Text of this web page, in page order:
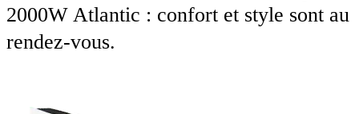
2000W Atlantic : confort et style sont au
rendez-vous.